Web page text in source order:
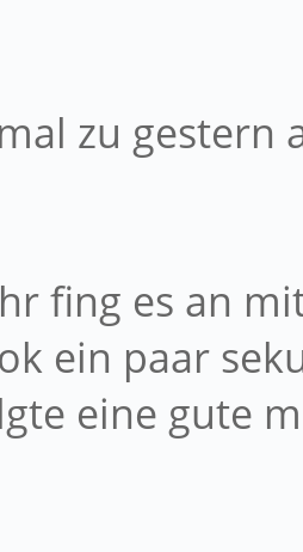
zu gestern
fing es an
ein paar
eine gute